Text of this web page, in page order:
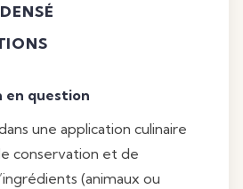
en question
une application culinaire
conservation et de
(animaux ou